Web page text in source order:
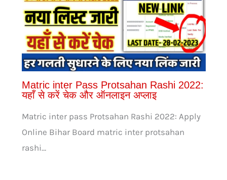
Matric inter Pass Protsahan Rashi 2022:
यहाँ से करें चेक और ऑनलाइन अप्लाइ
Matric inter pass Protsahan Rashi 2022: Apply
Online Bihar Board matric inter protsahan
rashi…